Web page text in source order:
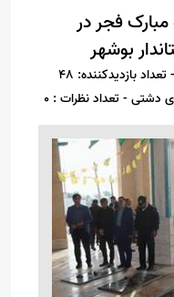
مبارک فجر در
بوشهر
- تعداد بازدیدکننده: 48
دشتی - تعداد نظرات : 0